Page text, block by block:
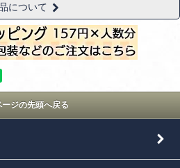
について
ージの先頭へ戻る